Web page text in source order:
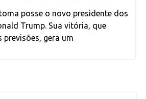
posse o novo presidente dos
Trump. Sua vitória, que
gera um